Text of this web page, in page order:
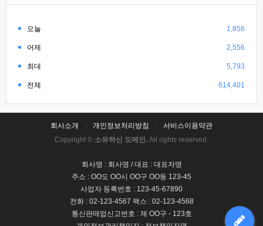
오늘 1,856
어제 2,556
최대 5,793
전체 614,401
회사소개 개인정보처리방침
서비스이용약관
Copyright © 소유하신 도메인. All rights reserved.
회사명 : 회사명 / 대표 : 대표자명
주소 : OO도 OO시 OO구 OO동 123-45
사업자 등록번호 : 123-45-67890
전화 : 02-123-4567 팩스 : 02-123-4568
통신판매업신고번호 : 제 OO구 - 123호